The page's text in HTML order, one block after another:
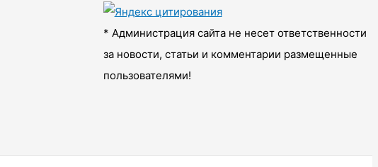
ы
* Администрация сайта не несет ответственности
за новости, статьи и комментарии размещенные
пользователями!